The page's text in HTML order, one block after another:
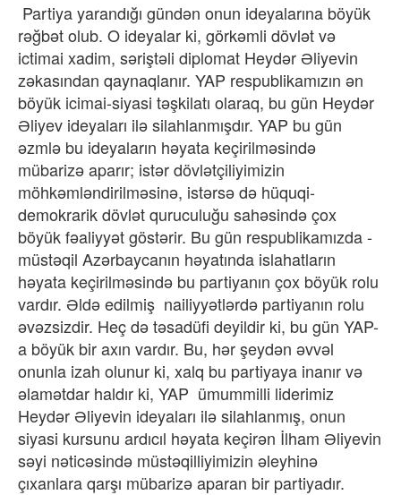
Partiya yarandığı gündən onun ideyalarına böyük
rəğbət olub. O ideyalar ki, görkəmli dövlət və
ictimai xadim, səriştəli diplomat Heydər Əliyevin
zəkasından qaynaqlanır. YAP respublikamızın ən
böyük icimai-siyasi təşkilatı olaraq, bu gün Heydər
Əliyev ideyaları ilə silahlanmışdır. YAP bu gün
əzmlə bu ideyaların həyata keçirilməsində
mübarizə aparır; istər dövlətçiliyimizin
möhkəmləndirilməsinə, istərsə də hüquqi-
demokrarik dövlət quruculuğu sahəsində çox
böyük fəaliyyət göstərir. Bu gün respublikamızda -
müstəqil Azərbaycanın həyatında islahatların
həyata keçirilməsində bu partiyanın çox böyük rolu
vardır. Əldə edilmiş nailiyyətlərdə partiyanın rolu
əvəzsizdir. Heç də təsadüfi deyildir ki, bu gün YAP-
a böyük bir axın vardır. Bu, hər şeydən əvvəl
onunla izah olunur ki, xalq bu partiyaya inanır və
əlamətdar haldır ki, YAP ümummilli liderimiz
Heydər Əliyevin ideyaları ilə silahlanmış, onun
siyasi kursunu ardıcıl həyata keçirən İlham Əliyevin
səyi nəticəsində müstəqilliyimizin əleyhinə
çıxanlara qarşı mübarizə aparan bir partiyadır.